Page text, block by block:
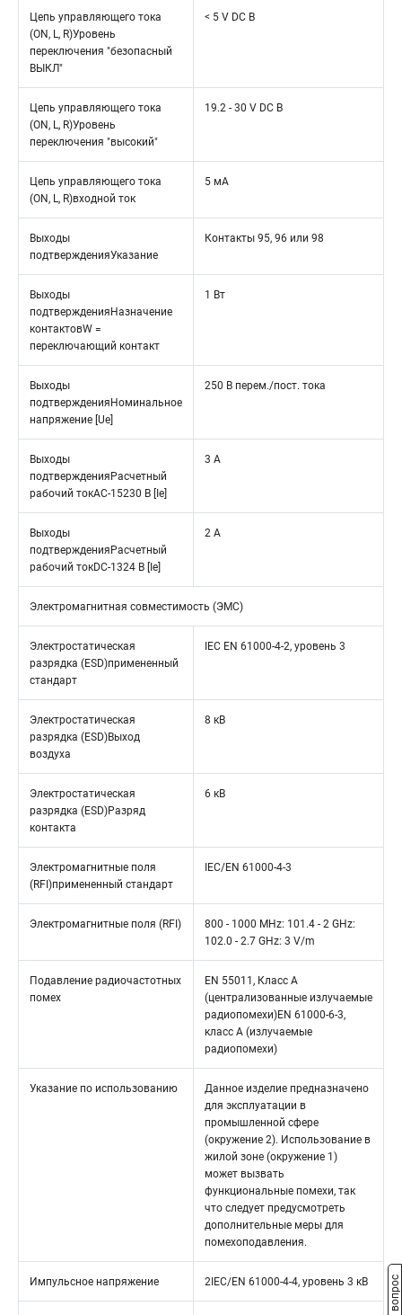
Цепь управляющего тока
(ON, L, R)Уровень
переключения "безопасный
ВЫКЛ"
< 5 V DC В
Цепь управляющего тока
(ON, L, R)Уровень
переключения "высокий"
19.2 - 30 V DC В
Цепь управляющего тока
(ON, L, R)входной ток
5 мА
Выходы
подтвержденияУказание
Контакты 95, 96 или 98
Выходы
подтвержденияНазначение
контактовW =
переключающий контакт
1 Вт
Выходы
подтвержденияНоминальное
напряжение [Ue]
250 В перем./пост. тока
Выходы
подтвержденияРасчетный
рабочий токAC-15230 В [Ie]
3 A
Выходы
подтвержденияРасчетный
рабочий токDC-1324 В [Ie]
2 A
Электромагнитная совместимость (ЭМС)
Электростатическая
разрядка (ESD)примененный
стандарт
IEC EN 61000-4-2, уровень 3
Электростатическая
разрядка (ESD)Выход
воздуха
8 кВ
Электростатическая
разрядка (ESD)Разряд
контакта
6 кВ
Электромагнитные поля
(RFI)примененный стандарт
IEC/EN 61000-4-3
Электромагнитные поля (RFI)
800 - 1000 MHz: 101.4 - 2 GHz:
102.0 - 2.7 GHz: 3 V/m
Подавление радиочастотных
помех
EN 55011, Класс A
(централизованные излучаемые
радиопомехи)EN 61000-6-3,
класс A (излучаемые
радиопомехи)
Указание по использованию
Данное изделие предназначено
для эксплуатации в
промышленной сфере
(окружение 2). Использование в
жилой зоне (окружение 1)
может вызвать
функциональные помехи, так
что следует предусмотреть
дополнительные меры для
помехоподавления.
Импульсное напряжение 2IEC/EN 61000-4-4, уровень 3 кВ